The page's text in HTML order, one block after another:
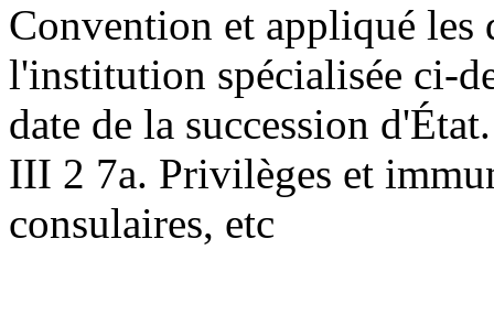
Convention et appliqué
l'institution spécialisée ci-
date de la succession
III 2 7a. Privilèges et
consulaires, etc